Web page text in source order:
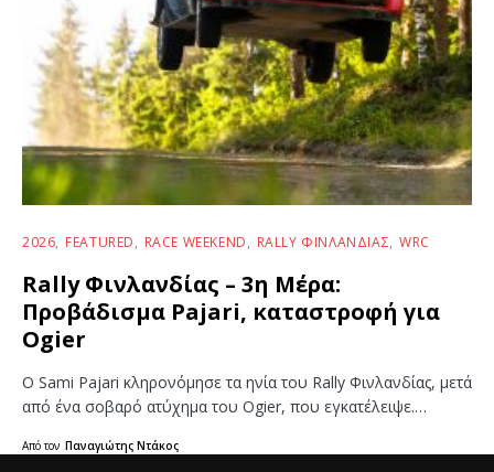
2026 FEATURED RACE WEEKEND RALLY ΦΙΝΛΑΝΔΊΑΣ WRC
Rally Φινλανδίας – 3η Μέρα:
Προβάδισμα Pajari, καταστροφή για
Ogier
Ο Sami Pajari κληρονόμησε τα ηνία του Rally Φινλανδίας, μετά
από ένα σοβαρό ατύχημα του Ogier, που εγκατέλειψε.…
Από τον Παναγιώτης Ντάκος